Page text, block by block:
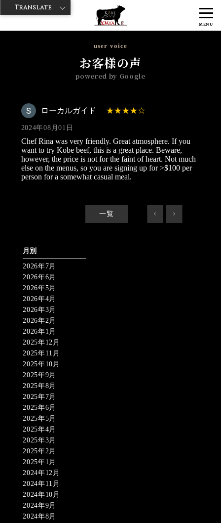
MENU
神戸牛ダイヤ > 神戸牛ダイア 雷門西店
ローカル
user voice
お客様の声
powered by Google
ローカルガイド
2024年08月01日
Chef Rina was very friendly. Great atmosphere. If you
want to try Kobe beef, this is a great place. Beware,
however, the price is not for the faint of heart. Not much
else on the menus, so you are signing up for >$100 per
person for a somewhat casual meal.
一覧 < >
月別
2026年7月
2026年6月
2026年5月
2026年4月
2026年3月
2026年2月
2026年1月
2025年12月
2025年11月
2025年10月
2025年9月
2025年8月
2025年7月
2025年6月
2025年5月
2025年4月
2025年3月
2025年2月
2025年1月
2024年12月
2024年11月
2024年10月
2024年9月
2024年8月
Translate